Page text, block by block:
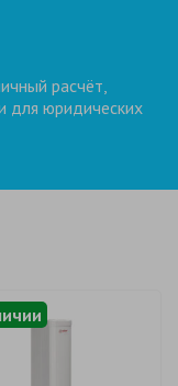
расчёт,
для юридических